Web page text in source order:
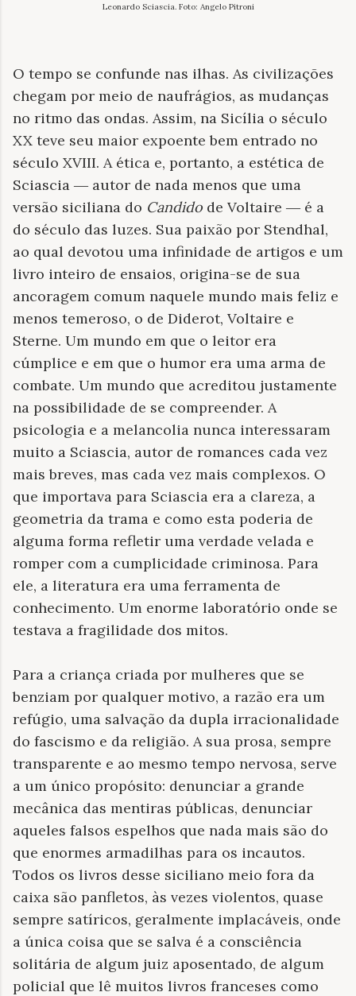
Leonardo Sciascia. Foto: Angelo Pitroni
O tempo se confunde nas ilhas. As civilizações
chegam por meio de naufrágios, as mudanças
no ritmo das ondas. Assim, na Sicília o século
XX teve seu maior expoente bem entrado no
século XVIII. A ética e, portanto, a estética de
Sciascia ― autor de nada menos que uma
versão siciliana do Candido de Voltaire ― é a
do século das luzes. Sua paixão por Stendhal,
ao qual devotou uma infinidade de artigos e um
livro inteiro de ensaios, origina-se de sua
ancoragem comum naquele mundo mais feliz e
menos temeroso, o de Diderot, Voltaire e
Sterne. Um mundo em que o leitor era
cúmplice e em que o humor era uma arma de
combate. Um mundo que acreditou justamente
na possibilidade de se compreender. A
psicologia e a melancolia nunca interessaram
muito a Sciascia, autor de romances cada vez
mais breves, mas cada vez mais complexos. O
que importava para Sciascia era a clareza, a
geometria da trama e como esta poderia de
alguma forma refletir uma verdade velada e
romper com a cumplicidade criminosa. Para
ele, a literatura era uma ferramenta de
conhecimento. Um enorme laboratório onde se
testava a fragilidade dos mitos.
Para a criança criada por mulheres que se
benziam por qualquer motivo, a razão era um
refúgio, uma salvação da dupla irracionalidade
do fascismo e da religião. A sua prosa, sempre
transparente e ao mesmo tempo nervosa, serve
a um único propósito: denunciar a grande
mecânica das mentiras públicas, denunciar
aqueles falsos espelhos que nada mais são do
que enormes armadilhas para os incautos.
Todos os livros desse siciliano meio fora da
caixa são panfletos, às vezes violentos, quase
sempre satíricos, geralmente implacáveis, onde
a única coisa que se salva é a consciência
solitária de algum juiz aposentado, de algum
policial que lê muitos livros franceses como